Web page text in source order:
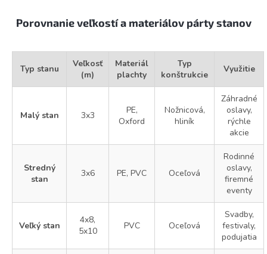
Porovnanie veľkostí a materiálov párty stanov
Typ stanu
Veľkosť
(m)
Materiál
plachty
Typ
konštrukcie
Využitie
Malý stan 3x3
PE,
Oxford
Nožnicová,
hliník
Záhradné
oslavy,
rýchle
akcie
Stredný
stan
3x6 PE, PVC Oceľová
Rodinné
oslavy,
firemné
eventy
Veľký stan
4x8,
5x10
PVC Oceľová
Svadby,
festivaly,
podujatia